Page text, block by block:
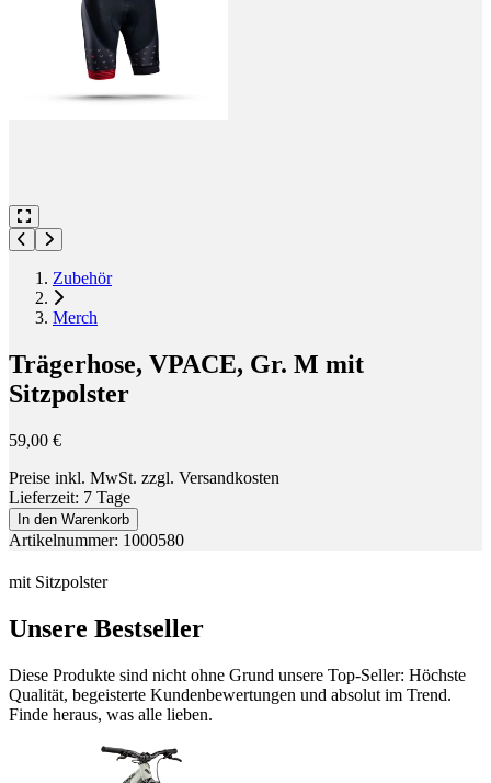
Zubehör
Merch
Trägerhose, VPACE, Gr. M mit
Sitzpolster
59,00 €
Preise inkl. MwSt. zzgl. Versandkosten
Lieferzeit: 7 Tage
In den Warenkorb
Artikelnummer: 1000580
mit Sitzpolster
Unsere Bestseller
Diese Produkte sind nicht ohne Grund unsere Top-Seller: Höchste
Qualität, begeisterte Kundenbewertungen und absolut im Trend.
Finde heraus, was alle lieben.